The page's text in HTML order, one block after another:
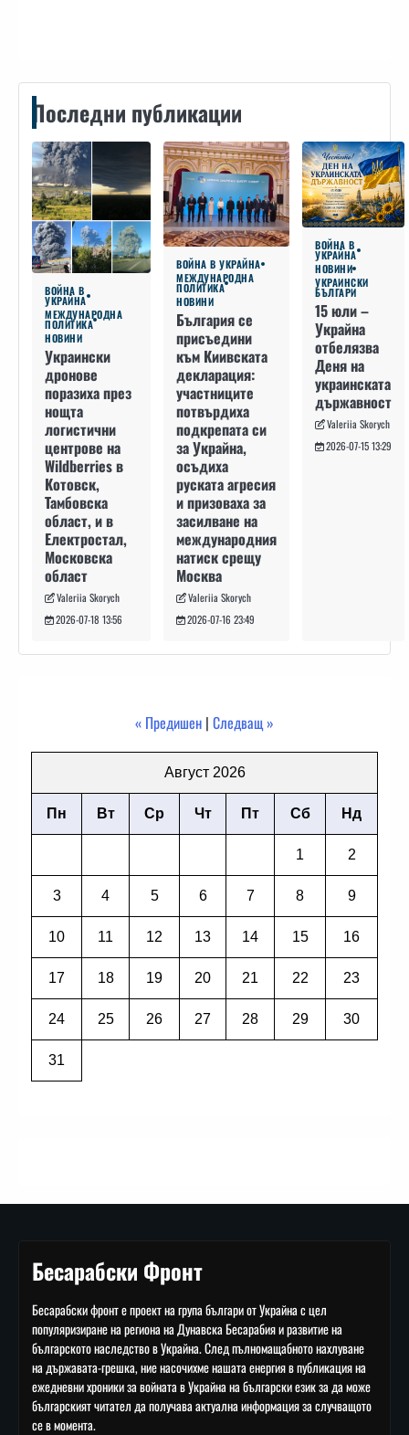
Последни публикации
ВОЙНА В
УКРАЙНА
МЕЖДУНАРОДНА
ПОЛИТИКА
НОВИНИ
Украински
дронове
поразиха през
нощта
логистични
центрове на
Wildberries в
Котовск,
Тамбовска
област, и в
Електростал,
Московска
област
Valeriia Skorych
2026-07-18 13:56
ВОЙНА В УКРАЙНА
МЕЖДУНАРОДНА
ПОЛИТИКА
НОВИНИ
България се
присъедини
към Киивската
декларация:
участниците
потвърдиха
подкрепата си
за Украйна,
осъдиха
руската агресия
и призоваха за
засилване на
международния
натиск срещу
Москва
Valeriia Skorych
2026-07-16 23:49
ВОЙНА В
УКРАЙНА
НОВИНИ
УКРАИНСКИ
БЪЛГАРИ
15 юли –
Украйна
отбелязва
Деня на
украинската
държавност
Valeriia Skorych
2026-07-15 13:29
« Предишен | Следващ »
Август 2026
Пн Вт Ср Чт Пт Сб Нд
1 2
3 4 5 6 7 8 9
10 11 12 13 14 15 16
17 18 19 20 21 22 23
24 25 26 27 28 29 30
31
Бесарабски Фронт
Бесарабски фронт е проект на група българи от Украйна с цел
популяризиране на региона на Дунавска Бесарабия и развитие на
българското наследство в Украйна. След пълномащабното нахлуване
на държавата-грешка, ние насочихме нашата енергия в публикация на
ежедневни хроники за войната в Украйна на български език за да може
българският читател да получава актуална информация за случващото
се в момента.